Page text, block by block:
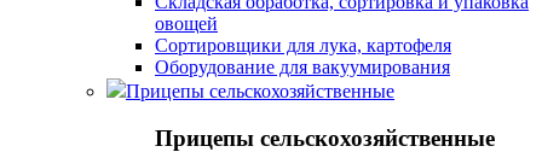
овощей
Сортировщики для лука, картофеля
Оборудование для вакуумирования
Прицепы сельскохозяйственные
Прицепы сельскохозяйственные